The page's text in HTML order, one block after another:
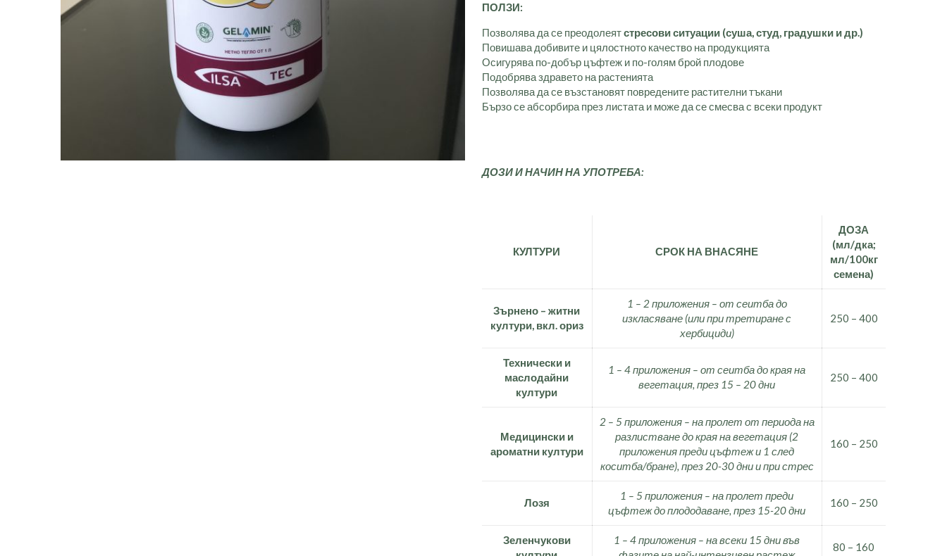
ПОЛЗИ:
Позволява да се преодолеятстресови ситуации (суша, студ, градушки и др.)
Повишава добивите и цялостното качество на продукцията
Осигурява по-добър цъфтеж и по-голям брой плодове
Подобрява здравето на растенията
Позволява да се възстановят повредените растителни тъкани
Бързо се абсорбира през листата и може да се смесва с всеки продукт
ДОЗИ И НАЧИН НА УПОТРЕБА:
КУЛТУРИ СРОК НА ВНАСЯНЕ
ДОЗА
(мл/дка;
мл/100кг
семена)
Зърнено – житни
култури, вкл. ориз
1 – 2 приложения – от сеитба до
изкласяване (или при третиране с
хербициди)
250 – 400
Технически и
маслодайни
култури
1 – 4 приложения – от сеитба до края на
вегетация, през 15 – 20 дни
250 – 400
Медицински и
ароматни култури
2 – 5 приложения – на пролет от периода на
разлистване до края на вегетация (2
приложения преди цъфтеж и 1 след
коситба/бране), през 20-30 дни и при стрес
160 – 250
Лозя
1 – 5 приложения – на пролет преди
цъфтеж до плододаване, през 15-20 дни
160 – 250
Зеленчукови
1 – 4 приложения – на всеки 15 дни във
80 – 160